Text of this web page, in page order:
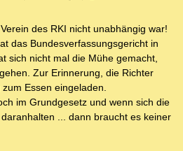
des RKI nicht unabhängig war!
das Bundesverfassungsgericht in
sich nicht mal die Mühe gemacht,
Zur Erinnerung, die Richter
Essen eingeladen.
im Grundgesetz und wenn sich die
... dann braucht es keiner